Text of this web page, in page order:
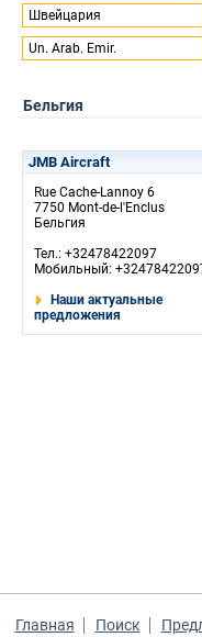
Швейцария
Un. Arab. Emir.
Бельгия
JMB Aircraft
Rue Cache-Lannoy 6
7750 Mont-de-l'Enclus
Бельгия
Тел.: +32478422097
Мобильный:
Наши актуальные
предложения
Главная Поиск